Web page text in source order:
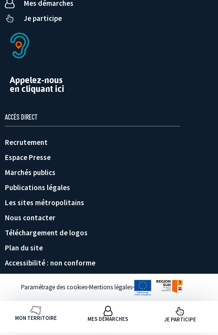
Mes démarches
Je participe
Appelez-nous
en cliquant ici
ACCÈS DIRECT
Recrutement
Espace Presse
Marchés publics
Publications légales
Les sites métropolitains
Nous contacter
Téléchargement de logos
Plan du site
Accessibilité : non conforme
Paramétrage des cookies Mentions légales
MON TERRITOIRE MES DÉMARCHES JE PARTICIPE